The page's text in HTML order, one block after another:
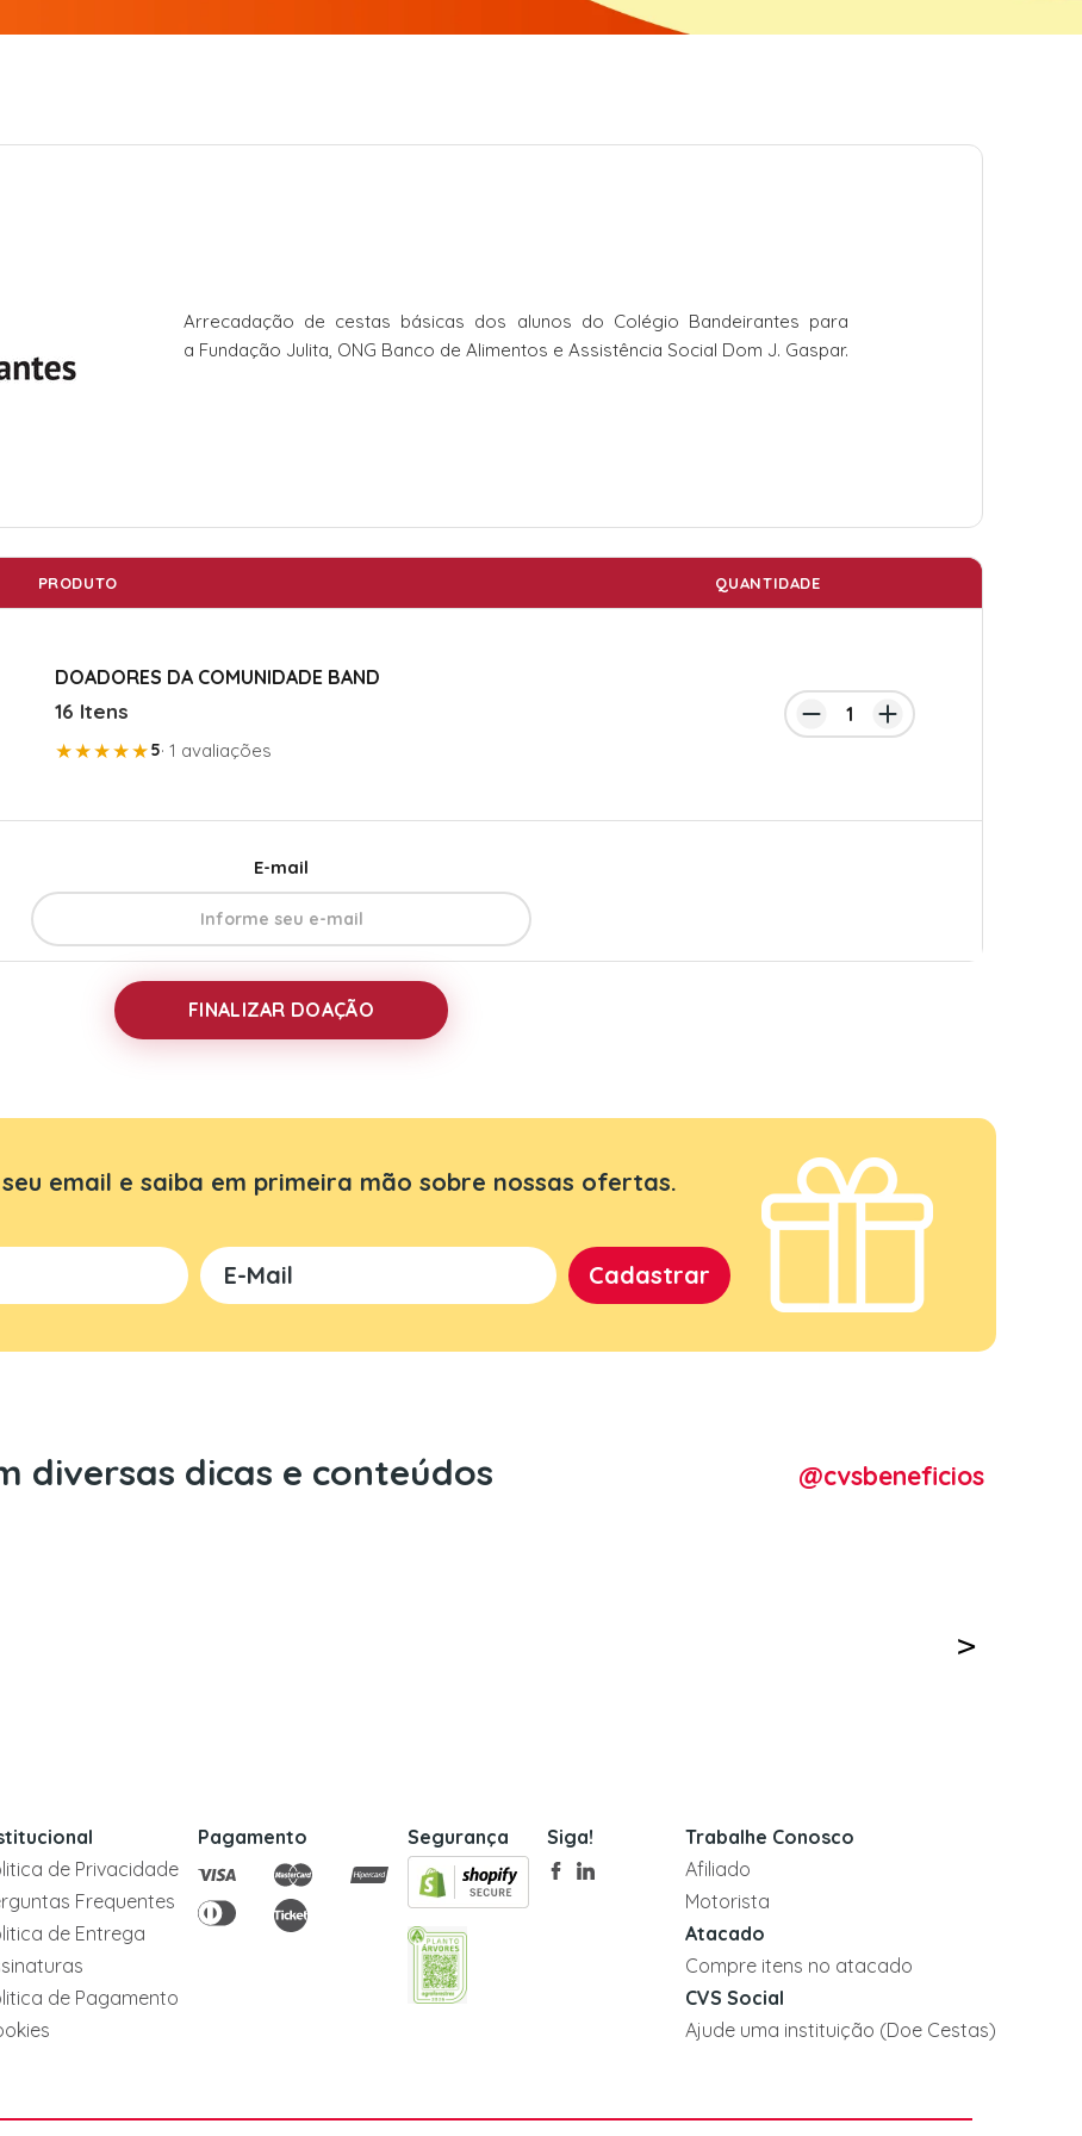
Arrecadação de cestas básicas dos alunos do Colégio Bandeirantes para
a Fundação Julita, ONG Banco de Alimentos e Assistência Social Dom J. Gaspar.
PRODUTO QUANTIDADE
DOADORES DA COMUNIDADE BAND
16 Itens
★★★★★5· 1 avaliações
E-mail
FINALIZAR DOAÇÃO
email e saiba em primeira mão sobre nossas ofertas.
diversas dicas e conteúdos @cvsbeneficios
de Privacidade
Frequentes
de Entrega
de Pagamento
Pagamento Segurança Siga!
Trabalhe Conosco
Afiliado
Motorista
Atacado
Compre itens no atacado
CVS Social
Ajude uma instituição (Doe Cestas)